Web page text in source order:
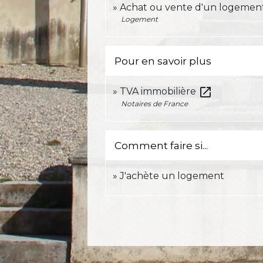
Achat ou vente d'un
Logement
Pour en savoir plus
TVA immobilière open_in_new
Notaires de France
Comment faire si...
J'achète un logement